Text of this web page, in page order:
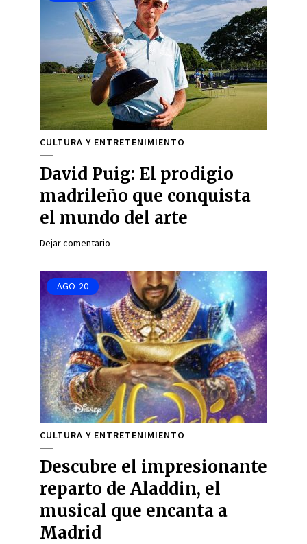
CULTURA Y ENTRETENIMIENTO
David Puig: El prodigio
madrileño que conquista
el mundo del arte
Dejar comentario
AGO 20
CULTURA Y ENTRETENIMIENTO
Descubre el impresionante
reparto de Aladdin, el
musical que encanta a
Madrid